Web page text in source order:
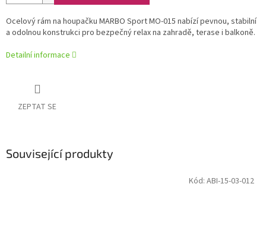
Ocelový rám na houpačku MARBO Sport MO-015 nabízí pevnou, stabilní
a odolnou konstrukci pro bezpečný relax na zahradě, terase i balkoně.
Detailní informace
ZEPTAT SE
Související produkty
Kód: ABI-15-03-012